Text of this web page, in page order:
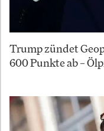
Trump zündet
600 Punkte ab –